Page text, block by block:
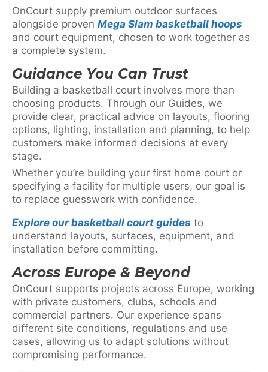
OnCourt supply premium outdoor surfaces
alongside proven Mega Slam basketball hoops
and court equipment, chosen to work together as
a complete system.
Guidance You Can Trust
Building a basketball court involves more than
choosing products. Through our Guides, we
provide clear, practical advice on layouts, flooring
options, lighting, installation and planning, to help
customers make informed decisions at every
stage.
Whether you’re building your first home court or
specifying a facility for multiple users, our goal is
to replace guesswork with confidence.
Explore our basketball court guides to
understand layouts, surfaces, equipment, and
installation before committing.
Across Europe & Beyond
OnCourt supports projects across Europe, working
with private customers, clubs, schools and
commercial partners. Our experience spans
different site conditions, regulations and use
cases, allowing us to adapt solutions without
compromising performance.